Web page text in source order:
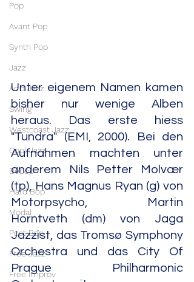
Pop
Avant Pop
Synth Pop
Jazz
Acid Jazz
Swing
Westcoast Jazz
Cool Jazz
Bebop
Hard Bop
Modal
Post Bop
Free Jazz
Free Improv
Unter eigenem Namen kamen
bisher nur wenige Alben
heraus. Das erste hiess
"Tundra" (EMI, 2000). Bei den
Aufnahmen machten unter
anderem Nils Petter Molvær
(tp), Hans Magnus Ryan (g) von
Motorpsycho, Martin
Horntveth (dm) von Jaga
Jazzist, das Tromsø Symphony
Orchestra und das City Of
Prague Philharmonic